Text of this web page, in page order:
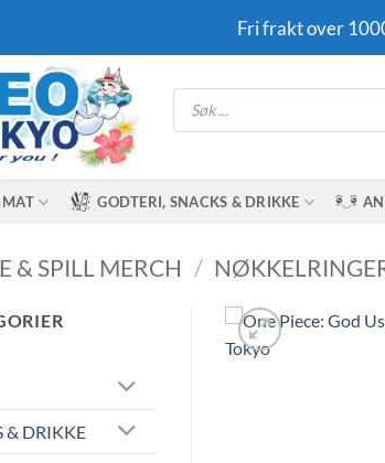
Fri frakt over
Products
search
MAT GODTERI, SNACKS & DRIKKE
& SPILL MERCH /
& DRIKKE